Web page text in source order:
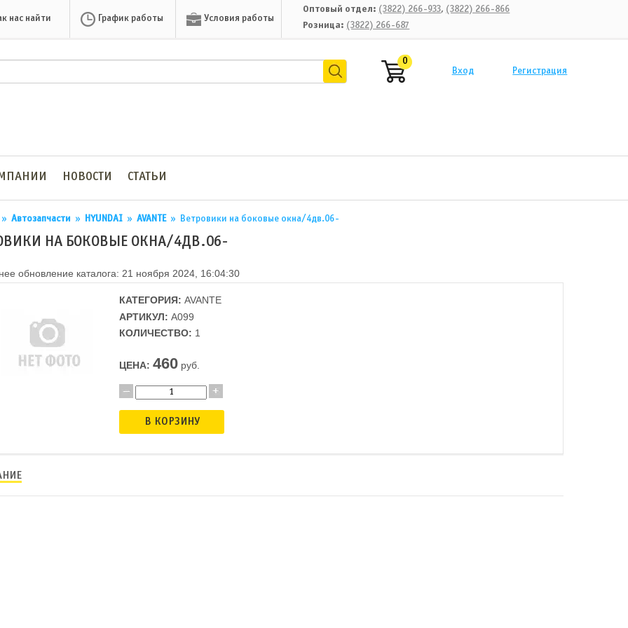
нас найти График работы Условия работы
Оптовый отдел: (3822) 266-933, (3822) 266-866
Розница: (3822) 266-687
0
Вход
Регистрация
НОВОСТИ СТАТЬИ
» Автозапчасти » HYUNDAI » AVANTE » Ветровики на боковые окна/4дв.06-
НА БОКОВЫЕ ОКНА/4ДВ.06-
обновление каталога: 21 ноября 2024, 16:04:30
КАТЕГОРИЯ: AVANTE
АРТИКУЛ: A099
КОЛИЧЕСТВО: 1
ЦЕНА: 460 руб.
В КОРЗИНУ